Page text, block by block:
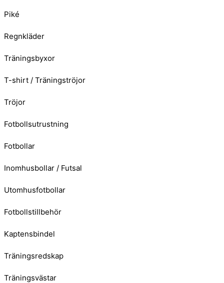
Piké
Regnkläder
Träningsbyxor
T-shirt / Träningströjor
Tröjor
Fotbollsutrustning
Fotbollar
Inomhusbollar / Futsal
Utomhusfotbollar
Fotbollstillbehör
Kaptensbindel
Träningsredskap
Träningsvästar